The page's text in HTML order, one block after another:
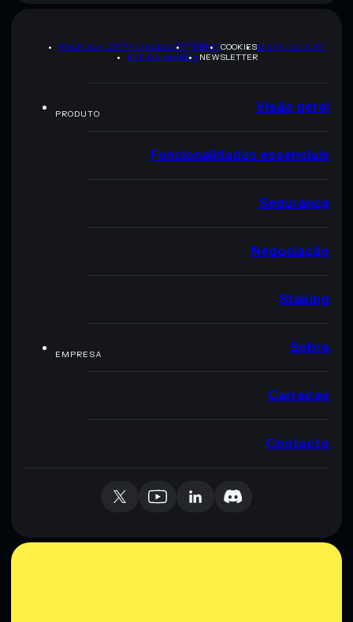
POLÍTICA DE PRIVACIDADETERMSCOOKIESMAPA DO SITE
KIT DA MARCA NEWSLETTER
PRODUTO Visão geral
Funcionalidades essenciais
Segurança
Negociação
Staking
EMPRESA Sobre
Carreiras
Contacto